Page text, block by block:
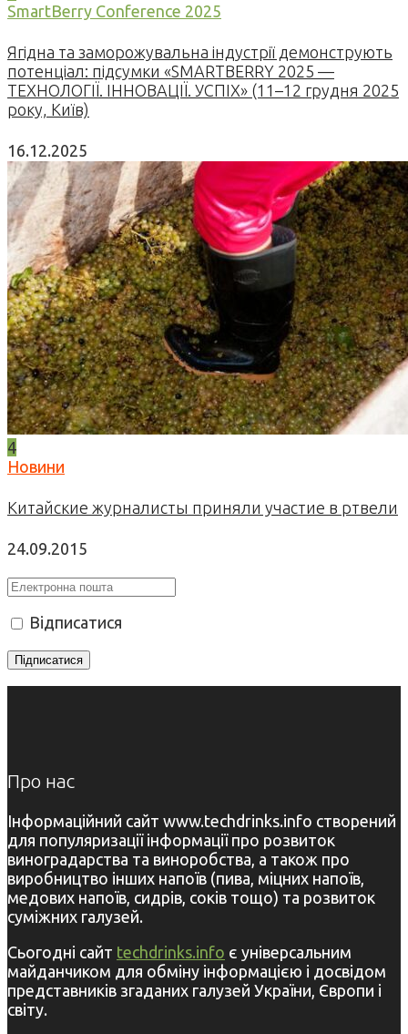
SmartBerry Conference 2025
Ягідна та заморожувальна індустрії демонструють
потенціал: підсумки «SMARTBERRY 2025 —
ТЕХНОЛОГІЇ. ІННОВАЦІЇ. УСПІХ» (11–12 грудня 2025
року, Київ)
16.12.2025
4
Новини
Китайские журналисты приняли участие в ртвели
24.09.2015
Відписатися
Про нас
Інформаційний сайт www.techdrinks.info створений
для популяризації інформації про розвиток
виноградарства та виноробства, а також про
виробництво інших напоїв (пива, міцних напоїв,
медових напоїв, сидрів, соків тощо) та розвиток
суміжних галузей.
Сьогодні сайт techdrinks.info є універсальним
майданчиком для обміну інформацією і досвідом
представників згаданих галузей України, Європи і
світу.